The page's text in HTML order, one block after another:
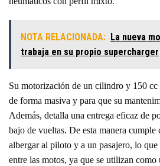
NOTA RELACIONADA: La nueva
trabaja en su propio supercharger
Su motorización de un cilindro y 150 cc
de forma masiva y para que su
Además, detalla una entrega eficaz de
bajo de vueltas. De esta manera cumple
albergar al piloto y a un pasajero, lo
entre las motos, ya que se utilizan